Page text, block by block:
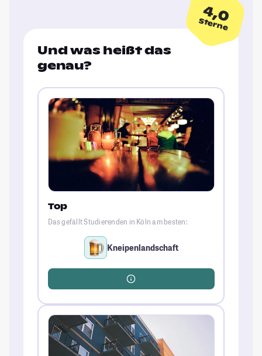
4,0
Sterne
Und was heißt das
genau?
Top
Das gefällt Studierenden in Köln am besten:
Kneipenlandschaft